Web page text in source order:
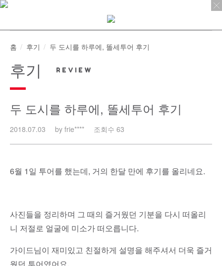
Skip
홈 후기 두 도시를 하루에, 똘세투어 후기
후기
두 도시를 하루에, 똘세투어 후기
2018.07.03 by frie**** 조회수 63
6월 1일 투어를 했는데, 거의 한달 만에 후기를 올리네요.
사진들을 정리하며 그 때의 즐거웠던 기분을 다시 떠올리
니 저절로 얼굴에 미소가 떠오릅니다.
가이드님이 재미있고 친절하게 설명을 해주셔서 더욱 즐거